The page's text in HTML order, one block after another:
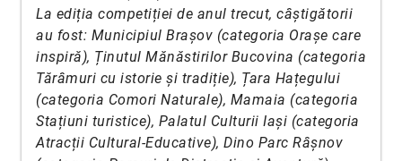
La ediția competiției de anul trecut, câștigătorii
au fost: Municipiul Brașov (categoria Orașe care
inspiră), Ținutul Mănăstirilor Bucovina (categoria
Tărâmuri cu istorie și tradiție), Țara Hațegului
(categoria Comori Naturale), Mamaia (categoria
Stațiuni turistice), Palatul Culturii Iași (categoria
Atracții Cultural-Educative), Dino Parc Râșnov